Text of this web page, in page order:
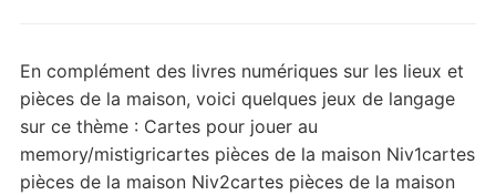
langage
« Les
pièces
de
la
En complément des livres numériques sur les lieux et
pièces de la maison, voici quelques jeux de langage
sur ce thème : Cartes pour jouer au
memory/mistigricartes pièces de la maison Niv1cartes
pièces de la maison Niv2cartes pièces de la maison